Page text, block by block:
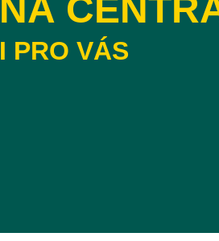
NA
I PRO VÁS